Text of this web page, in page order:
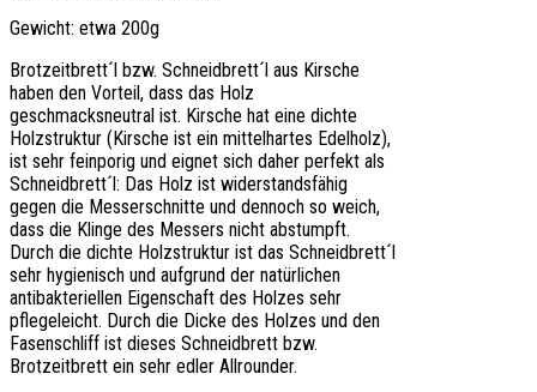
Gewicht: etwa 200g
Brotzeitbrett´l bzw. Schneidbrett´l aus Kirsche
haben den Vorteil, dass das Holz
geschmacksneutral ist. Kirsche hat eine dichte
Holzstruktur (Kirsche ist ein mittelhartes Edelholz),
ist sehr feinporig und eignet sich daher perfekt als
Schneidbrett´l: Das Holz ist widerstandsfähig
gegen die Messerschnitte und dennoch so weich,
dass die Klinge des Messers nicht abstumpft.
Durch die dichte Holzstruktur ist das Schneidbrett´l
sehr hygienisch und aufgrund der natürlichen
antibakteriellen Eigenschaft des Holzes sehr
pflegeleicht. Durch die Dicke des Holzes und den
Fasenschliff ist dieses Schneidbrett bzw.
Brotzeitbrett ein sehr edler Allrounder.